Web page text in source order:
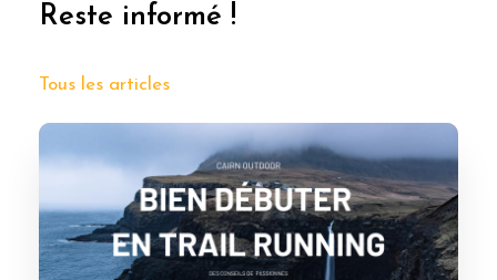
Reste informé !
Tous les articles